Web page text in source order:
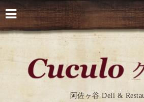
阿佐ヶ谷 Deli &